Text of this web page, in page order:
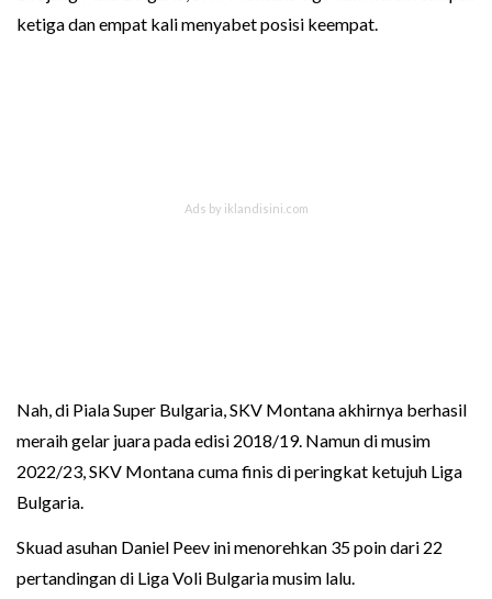
ketiga dan empat kali menyabet posisi keempat.
Nah, di Piala Super Bulgaria, SKV Montana akhirnya berhasil
meraih gelar juara pada edisi 2018/19. Namun di musim
2022/23, SKV Montana cuma finis di peringkat ketujuh Liga
Bulgaria.
Skuad asuhan Daniel Peev ini menorehkan 35 poin dari 22
pertandingan di Liga Voli Bulgaria musim lalu.